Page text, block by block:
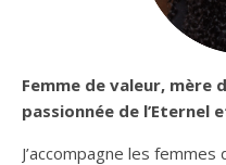
Femme de valeur, mère
passionnée de l’Eternel
J’accompagne les